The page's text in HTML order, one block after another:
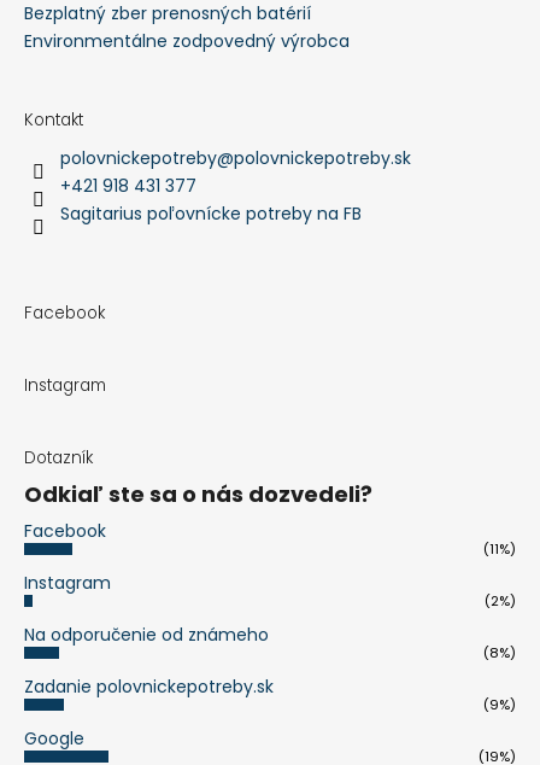
PERCUSSION
-
S
GRAND
NORD
10101
Bezplatný zber prenosných batérií
Environmentálne zodpovedný výrobca
Kontakt
polovnickepotreby@polovnickepotreby.sk
+421 918 431 377
Sagitarius poľovnícke potreby na FB
Facebook
Instagram
Dotazník
Odkiaľ ste sa o nás dozvedeli?
Facebook
(11%)
Instagram
(2%)
Na odporučenie od známeho
(8%)
Zadanie polovnickepotreby.sk
(9%)
Google
(19%)